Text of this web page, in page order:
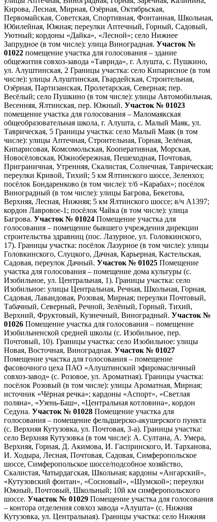
Кирова, Лесная, Мирная, Озёрная, Октябрьская,
Первомайская, Советская, Спортивная, Фонтанная, Школьная,
Юбилейная, Южная; переулки Аптечный, Горный, Садовый,
Уютный; кордоны «Дайка», «Лесной»; село Нижнее
Запрудное (в том числе): улица Виноградная. Участок №
01022 помещение участка для голосования – здание
общежития совхоз-завода «Таврида», г. Алушта, с. Пушкино,
ул. Алуштинская, 2 Границы участка: село Кипарисное (в том
числе): улицы Алуштинская, Гвардейская, Строительная,
Озёрная, Партизанская, Пролетарская, Северная; пер.
Весёлый; село Пушкино (в том числе): улицы Автомобильная,
Весенняя, Ялтинская, пер. Южный. Участок № 01023
помещение участка для голосования – Маломаякская
общеобразовательная школа, г. Алушта, с. Малый Маяк, ул.
Таврическая, 5 Границы участка: село Малый Маяк (в том
числе): улицы Аптечная, Строительная, Горная, Зелёная,
Кипарисовая, Комсомольская, Кооперативная, Морская,
Новосёловская, Южнобережная, Пешеходная, Почтовая,
Приграничная, Утренняя, Скалистая, Солнечная, Таврическая;
переулки Кривой, Тихий; 5 км Ялтинского шоссе, Зеленхоз;
посёлок Бондаренково (в том числе): т/б «Карабах»; посёлок
Виноградный (в том числе): улицы Багрова, Бекетова,
Верхняя, Лесная, Нижняя; 5 км Ялтинского шоссе; в/ч А1397;
кордон Лавровое-1; посёлок Чайка (в том числе): улица
Багрова. Участок № 01024 Помещение участка для
голосования – помещение бывшего учреждения дирекции
строительства здравниц (пос. Лазурное, ул. Головкинского,
17). Границы участка: посёлок Лазурное (в том числе): улицы
Головкинского, Слуцкого, Дачная, Карьерная, Кастельская,
Садовая, переулок Дачный. Участок № 01025 Помещение
участка для голосования – помещение дома культуры (с.
Изобильное, ул. Центральная, 1). Границы участка: село
Изобильное: улицы Центральная, Речная, Школьная, Горная,
Садовая, Лавандовая, Розовая, Мирная; переулки Почтовый,
Табачный, Северный, Речной, Зелёный, Горный, Тихий,
Верхний, Фруктовый, Кузнечный, Виноградный. Участок №
01026 Помещение участка для голосования – помещение
Изобильненской средней школы (с. Изобильное, пер.
Почтовый, 10). Границы участка: село Изобильное: улицы
Новая, Восточная, Виноградная. Участок № 01027
Помещение участка для голосования – помещение
фасовочного цеха ПАО «Алуштинский эфиромасличный
совхоз-завод» (с. Розовое, ул. Ароматная). Границы участка:
посёлок Розовый (в том числе): улицы Ароматная, Мирная;
источник «Чёрная речка»; кардоны «Аспорт», «Светлая
поляна», «Узень-Баш», «Центральная котловина», кордон
Седуна. Участок № 01028 Помещение участка для
голосования – помещение фельдшерско-акушерского пункта
(с. Верхняя Кутузовка, ул. Почтовая, 3-а). Границы участка:
село Верхняя Кутузовка (в том числе): А. Султана, А. Умера,
Верхняя, Горная, Д. Акимова, И. Гаспринского, И. Тарханова,
И. Ходыра, Лесная, Почтовая, Садовая, Симферопольское
шоссе, Симферопольское шоссе/подсобное хозяйство,
Скалистая, Чатырдагская, Школьная; кардоны «Ангарский»,
«Кутузовский фонтан», «Сосновый», «Шумской»; переулки
Южный, Почтовый, Школьный; 10й км симферопольского
шоссе. Участок № 01029 Помещение участка для голосования
– контора отделения совхоз завода «Алушта» (с. Нижняя
Кутузовка, ул. Центральная). Границы участка: село Нижняя